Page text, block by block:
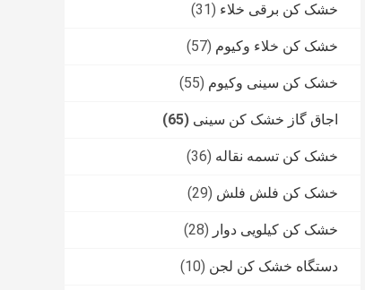
خشک کن برقی خلاء (31)
خشک کن خلاء وکیوم (57)
خشک کن سینی وکیوم (55)
اجاق گاز خشک کن سینی (65)
خشک کن تسمه نقاله (36)
خشک کن فلش فلش (29)
خشک کن کیلویی دوار (28)
دستگاه خشک کن لجن (10)